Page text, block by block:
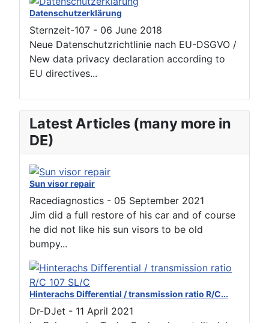
Sternzeit-107-06 June 2018
New data privacy declaration according to
EU directives...
Latest Articles (many more in
DE)
Racediagnostics-
he did not like his sun visors to be old
bumpy...
Hinterachs Differential / transmission ratio R/C...
Dr-DJet-11 April 2021
fest, dass es nirgendwo richtig oder nur...